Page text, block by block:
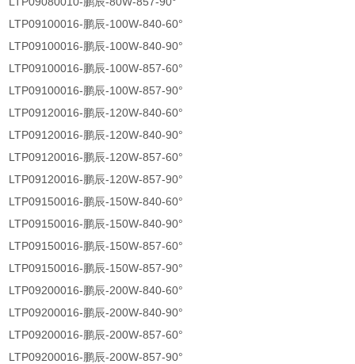
LTP09100016-鹏辰-100W-840-60°
LTP09100016-鹏辰-100W-840-90°
LTP09100016-鹏辰-100W-857-60°
LTP09100016-鹏辰-100W-857-90°
LTP09120016-鹏辰-120W-840-60°
LTP09120016-鹏辰-120W-840-90°
LTP09120016-鹏辰-120W-857-60°
LTP09120016-鹏辰-120W-857-90°
LTP09150016-鹏辰-150W-840-60°
LTP09150016-鹏辰-150W-840-90°
LTP09150016-鹏辰-150W-857-60°
LTP09150016-鹏辰-150W-857-90°
LTP09200016-鹏辰-200W-840-60°
LTP09200016-鹏辰-200W-840-90°
LTP09200016-鹏辰-200W-857-60°
LTP09200016-鹏辰-200W-857-90°